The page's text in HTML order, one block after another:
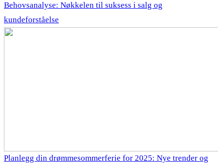
Behovsanalyse: Nøkkelen til suksess i salg og
kundeforståelse
Planlegg din drømmesommerferie for 2025: Nye trender og